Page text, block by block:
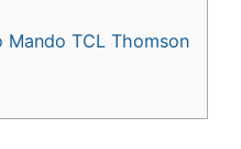
Mando TCL Thomson